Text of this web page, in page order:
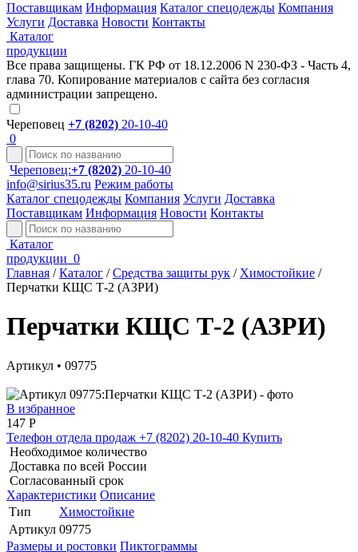
Поставщикам Информация Каталог спецодежды Компания
Услуги Доставка Новости Контакты
Каталог
продукции
Все права защищены. ГК РФ от 18.12.2006 N 230-ФЗ - Часть 4,
глава 70. Копирование материалов с сайта без согласия
администрации запрещено.
Череповец +7 (8202) 20-10-40
0
Череповец:+7 (8202) 20-10-40
info@sirius35.ru Режим работы
Каталог спецодежды Компания Услуги Доставка
Поставщикам Информация Новости Контакты
Каталог
продукции 0
Главная / Каталог / Средства защиты рук / Химостойкие /
Перчатки КЩС Т-2 (АЗРИ)
Перчатки КЩС Т-2 (АЗРИ)
Артикул • 09775
В избранное
147 Р
Телефон отдела продаж +7 (8202) 20-10-40 Купить
Необходимое количество
Доставка по всей России
Согласованный срок
Характеристики Описание
Тип
Химостойкие
Артикул 09775
Размеры и ростовки Пиктограммы